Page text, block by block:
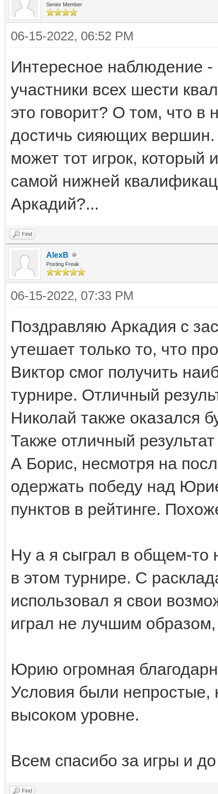
Senior Member
06-15-2022, 06:52 PM
Интересное наблюдение
участники всех шести
это говорит? О том, что
достичь сияющих
может тот игрок, который
самой нижней
Аркадий?...
Find
AlexB
Posting Freak
06-15-2022, 07:33 PM
Поздравляю Аркадия с
утешает только то, что
Виктор смог получить
турнире. Отличный
Николай также оказался
Также отличный
А Борис, несмотря на
одержать победу над
пунктов в рейтинге.
Ну а я сыграл в общем-то
в этом турнире. С
использовал я свои
играл не лучшим
Юрию огромная
Условия были непростые,
высоком уровне.
Всем спасибо за игры и
Find